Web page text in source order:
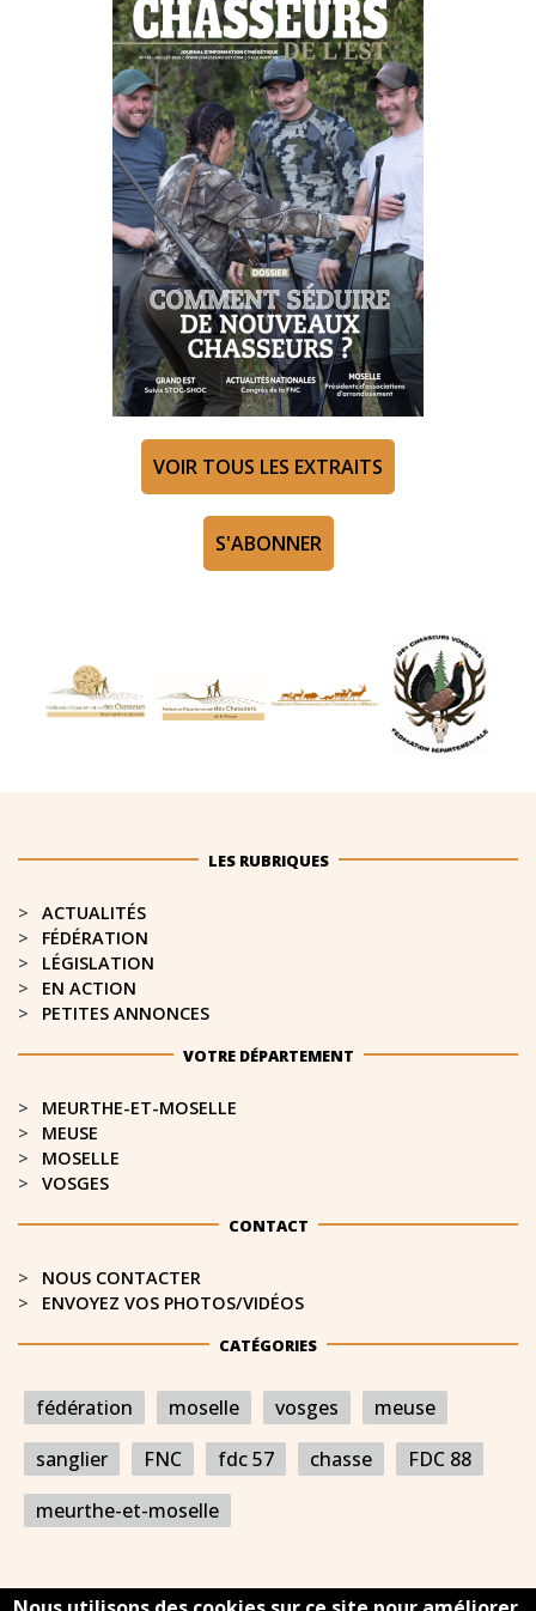
VOIR TOUS LES EXTRAITS
S'ABONNER
LES RUBRIQUES
ACTUALITÉS
FÉDÉRATION
LÉGISLATION
EN ACTION
PETITES ANNONCES
VOTRE DÉPARTEMENT
MEURTHE-ET-MOSELLE​
MEUSE
MOSELLE
VOSGES
CONTACT
NOUS CONTACTER
ENVOYEZ VOS PHOTOS/VIDÉOS
CATÉGORIES
fédération moselle vosges
meuse
sanglier
FNC fdc 57 chasse
FDC 88
meurthe-et-moselle